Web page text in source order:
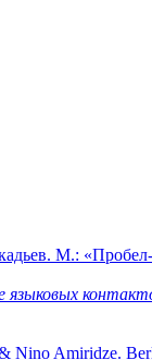
М.: «Пробел-
языковых
Nino Amiridze.